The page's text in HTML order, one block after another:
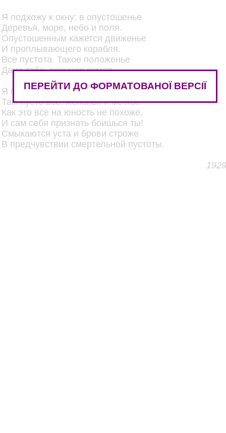
Я подхожу к окну: в опустошенье
Деревья, море, небо и поля.
Опустошенным кажется движенье
И проплывающего корабля.
Все пустота. Такое положенье
Дано тебе, осенняя земля.
Я подхожу к душе своей, – и тоже
Там пусто все: желанья и мечты!
Как это все на юность не похоже,
И сам себя признать боишься ты!
Смыкаются уста и брови строже
В предчувствии смертельной пустоты.
1929
ПЕРЕЙТИ ДО ФОРМАТОВАНОЇ ВЕРСІЇ